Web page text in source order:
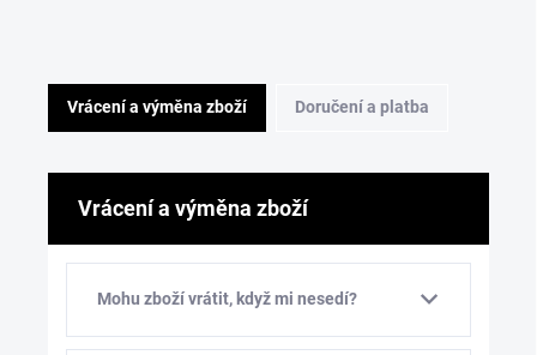
Vrácení a výměna zboží Doručení a platba
Vrácení a výměna zboží
Mohu zboží vrátit, když mi nesedí?